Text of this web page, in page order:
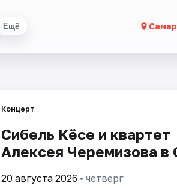
Ещё
Концерт
Сибель Кёсе и квартет
Алексея Черемизова в
20 августа 2026 • четверг